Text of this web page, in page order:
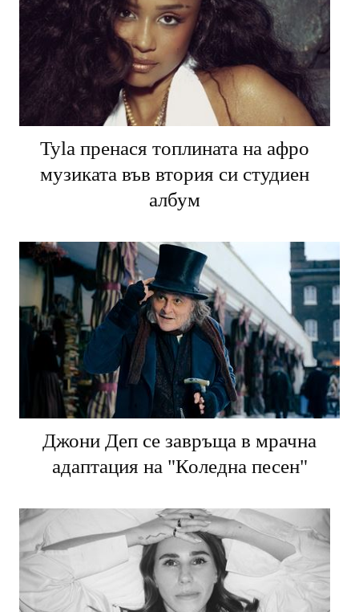
Tyla пренася топлината на афро
музиката във втория си студиен
албум
Джони Деп се завръща в мрачна
адаптация на "Коледна песен"